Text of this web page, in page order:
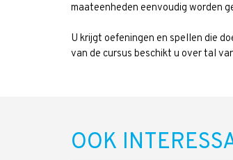
maateenheden eenvoudig worden
U krijgt oefeningen en spellen die
van de cursus beschikt u over tal
OOK